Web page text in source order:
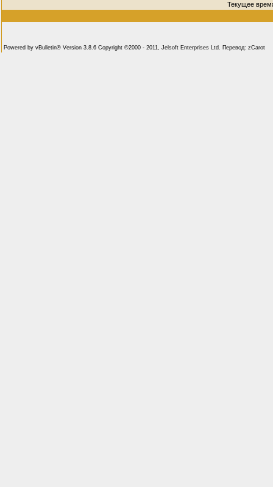
Текущее
Powered by vBulletin® Version 3.8.6 Copyright ©2000 - 2011, Jelsoft Enterprises Ltd. Перевод: zCarot